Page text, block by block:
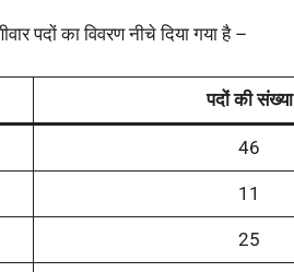
पदों का विवरण नीचे दिया गया है –
पदों की संख्या
46
11
25